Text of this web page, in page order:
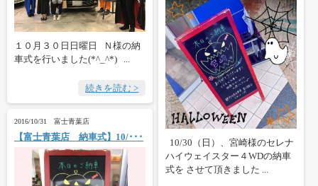
１０月３０日日曜日 Ｎ様の納
車式を行いました(*^_^*) ...
続きを読む >
10/30（日）、宮崎様のセレナ
ハイウェイスター４WDの納車
式を させて頂きました ...
2016/10/31 富士青葉店
【富士青葉店 納車式】10/･･･